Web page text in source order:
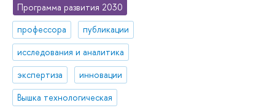
Программа развития 2030
профессора
публикации
исследования и аналитика
экспертиза
инновации
Вышка технологическая